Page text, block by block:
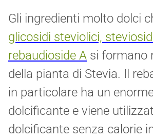
Gli ingredienti molto dolci
glicosidi steviolici,
rebaudioside A si formano
della pianta di Stevia. Il
in particolare ha un
dolcificante e viene
dolcificante senza calorie